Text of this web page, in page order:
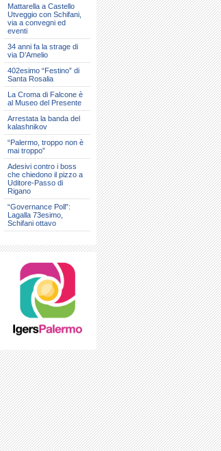
Mattarella a Castello
Utveggio con Schifani,
via a convegni ed
eventi
34 anni fa la strage di
via D’Amelio
402esimo “Festino” di
Santa Rosalia
La Croma di Falcone è
al Museo del Presente
Arrestata la banda del
kalashnikov
“Palermo, troppo non è
mai troppo”
Adesivi contro i boss
che chiedono il pizzo a
Uditore-Passo di
Rigano
“Governance Poll”:
Lagalla 73esimo,
Schifani ottavo